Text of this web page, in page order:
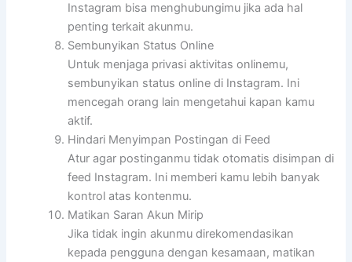
Instagram bisa menghubungimu jika ada hal
penting terkait akunmu.
Sembunyikan Status Online
Untuk menjaga privasi aktivitas onlinemu,
sembunyikan status online di Instagram. Ini
mencegah orang lain mengetahui kapan kamu
aktif.
Hindari Menyimpan Postingan di Feed
Atur agar postinganmu tidak otomatis disimpan di
feed Instagram. Ini memberi kamu lebih banyak
kontrol atas kontenmu.
Matikan Saran Akun Mirip
Jika tidak ingin akunmu direkomendasikan
kepada pengguna dengan kesamaan, matikan